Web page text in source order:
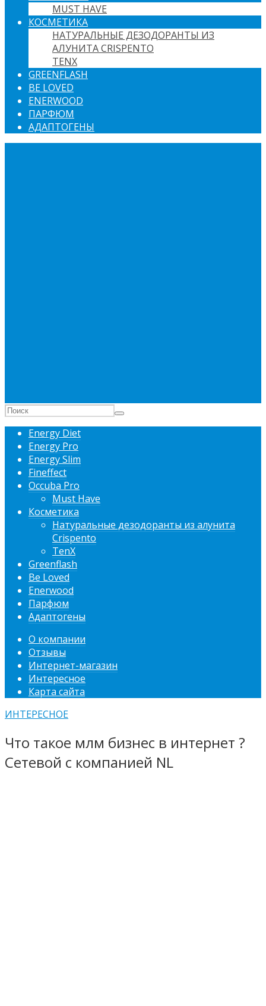
MUST HAVE
КОСМЕТИКА
НАТУРАЛЬНЫЕ ДЕЗОДОРАНТЫ ИЗ
АЛУНИТА CRISPENTO
TENX
GREENFLASH
BE LOVED
ENERWOOD
ПАРФЮМ
АДАПТОГЕНЫ
Energy Diet
Energy Pro
Energy Slim
Fineffect
Occuba Pro
Must Have
Косметика
Натуральные дезодоранты из алунита
Crispento
TenX
Greenflash
Be Loved
Enerwood
Парфюм
Адаптогены
О компании
Отзывы
Интернет-магазин
Интересное
Карта сайта
ИНТЕРЕСНОЕ
Что такое млм бизнес в интернет ?
Сетевой с компанией NL